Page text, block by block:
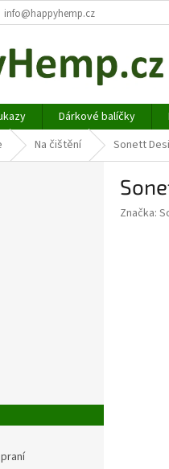
info@happyhemp.cz
Dárkové balíčky
Na čištění Sonett
Značka: